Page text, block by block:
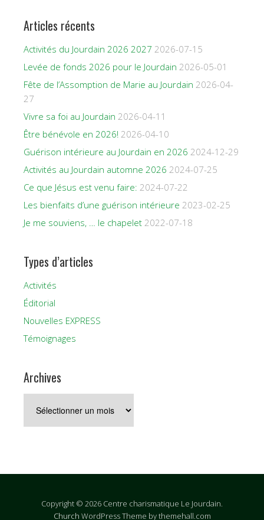
Articles récents
Activités du Jourdain 2026 2027 2026-07-15
Levée de fonds 2026 pour le Jourdain 2026-05-01
Fête de l’Assomption de Marie au Jourdain 2026-04-
27
Vivre sa foi au Jourdain 2026-04-11
Être bénévole en 2026! 2026-04-10
Guérison intérieure au Jourdain en 2026 2024-12-29
Activités au Jourdain automne 2026 2024-07-25
Ce que Jésus est venu faire: 2024-07-22
Les bienfaits d’une guérison intérieure 2023-02-25
Je me souviens, … le chapelet 2022-07-18
Types d’articles
Activités
Éditorial
Nouvelles EXPRESS
Témoignages
Archives
Copyright © 2026 Centre charismatique Le Jourdain.
Church WordPress Theme by themehall.com